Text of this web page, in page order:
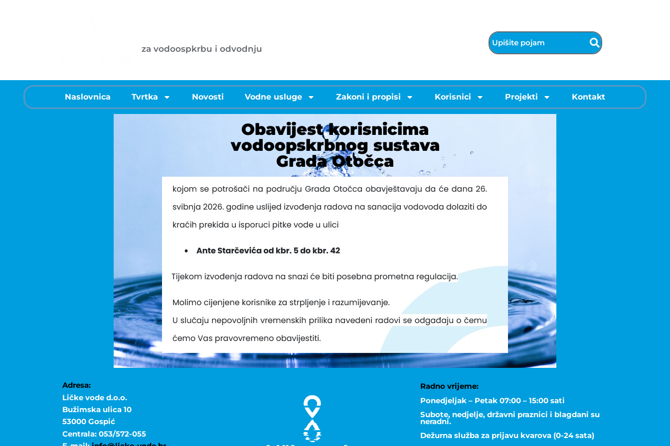
za vodoospkrbu i odvodnju
Naslovnica Tvrtka Novosti Vodne usluge Zakoni i propisi Korisnici Projekti Kontakt
Obavijest korisnicima
vodoopskrbnog sustava
Grada Otočca
Adresa:
Ličke vode d.o.o.
Bužimska ulica 10
53000 Gospić
Centrala: 053/572-055
Radno vrijeme:
Ponedjeljak – Petak 07:00 – 15:00 sati
Subote, nedjelje, državni praznici i blagdani su
neradni.
Dežurna služba za prijavu kvarova (0-24 sata)